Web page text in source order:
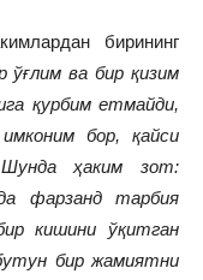
бирининг
ўғлим ва бир қизим
қурбим етмайди,
бор, қайси
Шунда ҳаким зот:
фарзанд тарбия
кишини ўқитган
бир жамиятни